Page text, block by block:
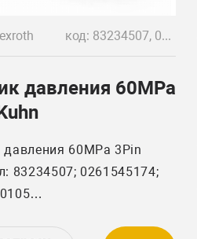
код: 83234507, 0261545174, R917010105
давления 60MPa
60MPa 3Pin
83234507; 0261545174;